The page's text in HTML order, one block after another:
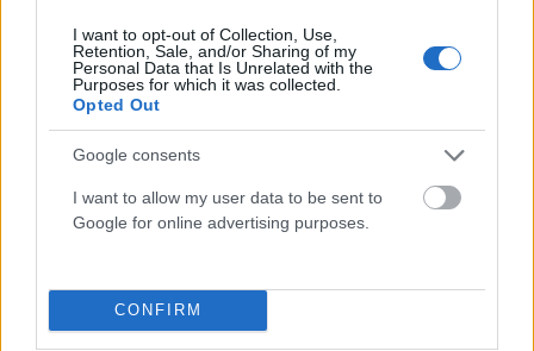
I want to opt-out of Collection, Use,
Retention, Sale, and/or Sharing of my
Personal Data that Is Unrelated with the
Purposes for which it was collected.
Opted Out
Google consents
I want to allow my user data to be sent to
Google for online advertising purposes.
CONFIRM
Ομάν και Ιράν αναφέρει το Al Arabiya – Τι προβλέπει το
σχέδιο